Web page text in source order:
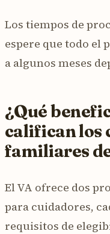
Los tiempos de
espere que todo el
a algunos meses
¿Qué
califican los
familiares
El VA ofrece dos
para cuidadores,
requisitos de